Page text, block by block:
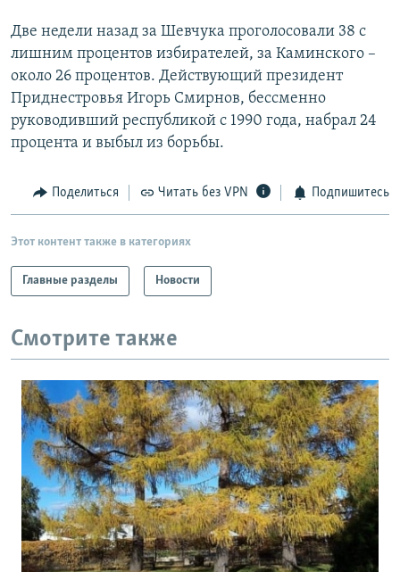
Все сайты РСЕ/РС
Две недели назад за Шевчука проголосовали 38 с
лишним процентов избирателей, за Каминского –
около 26 процентов. Действующий президент
Приднестровья Игорь Смирнов, бессменно
руководивший республикой с 1990 года, набрал 24
процента и выбыл из борьбы.
Поделиться Читать без VPN Подпишитесь
Этот контент также в категориях
Главные разделы Новости
Смотрите также